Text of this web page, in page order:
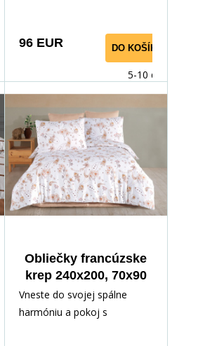
a žltej. Jemný a vzdušný
dizajn pôsobí romanticky,
zároveň však moderne a
chcú zaspávať v náručí
prírody a prebúdzať sa do
rozkvitnutého rána. Vďaka
decentnému, ale výraznému
kvetinovému vzoru sa stane
krásnou dominantou každej
96 EUR DO KOŠÍKA
5-10 dnů
Obliečky francúzske
krep 240x200, 70x90
Liselotte
Vneste do svojej spálne
harmóniu a pokoj s